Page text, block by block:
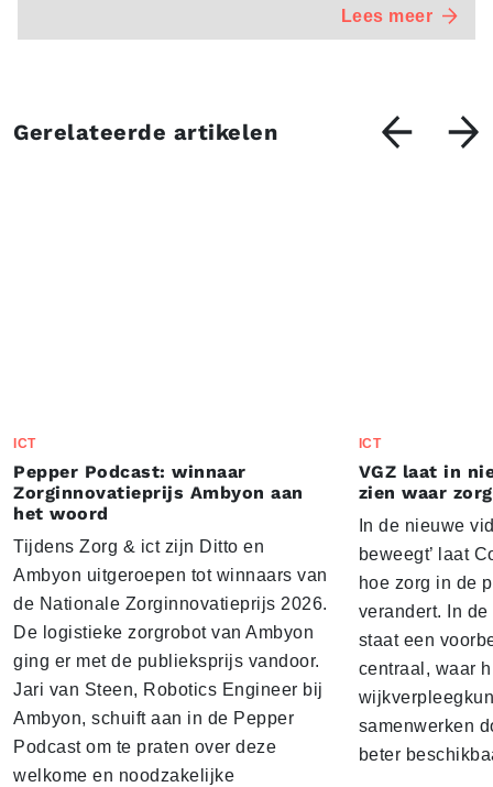
Lees meer
Gerelateerde artikelen
ICT
Pepper Podcast: winnaar
Zorginnovatieprijs Ambyon aan
het woord
Tijdens Zorg & ict zijn Ditto en
Ambyon uitgeroepen tot winnaars van
de Nationale Zorginnovatieprijs 2026.
De logistieke zorgrobot van Ambyon
ging er met de publieksprijs vandoor.
Jari van Steen, Robotics Engineer bij
Ambyon, schuift aan in de Pepper
Podcast om te praten over deze
welkome en noodzakelijke
ICT
VGZ laat in
zien waar
In de nieuwe
beweegt’ laat
hoe zorg in de
verandert. In
staat een
centraal, waar
samenwerken
beter